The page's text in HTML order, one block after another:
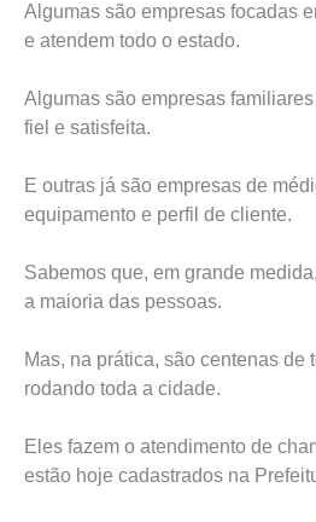
Algumas são empresas focadas
e atendem todo o estado.
Algumas são empresas
fiel e satisfeita.
E outras já são empresas de
equipamento e perfil de cliente.
Sabemos que, em grande
a maioria das pessoas.
Mas, na prática, são centenas
rodando toda a cidade.
Eles fazem o atendimento de
estão hoje cadastrados na